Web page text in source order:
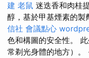
建 老鼠 迷迭香和肉桂
醇，基於甲基煙素的製
信社 會議點心
色和構圖的安全性。
常剃光身體的地方）。